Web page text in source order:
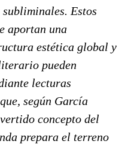
Estos
aportan una
estética global y
pueden
lecturas
según García
concepto del
prepara el terreno